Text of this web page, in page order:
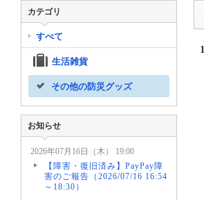
1
カテゴリ
すべて
生活雑貨
その他の防災グッズ
お知らせ
2026年07月16日（木） 19:00
【障害・復旧済み】PayPay障
害のご報告（2026/07/16 16:54
～18:30）